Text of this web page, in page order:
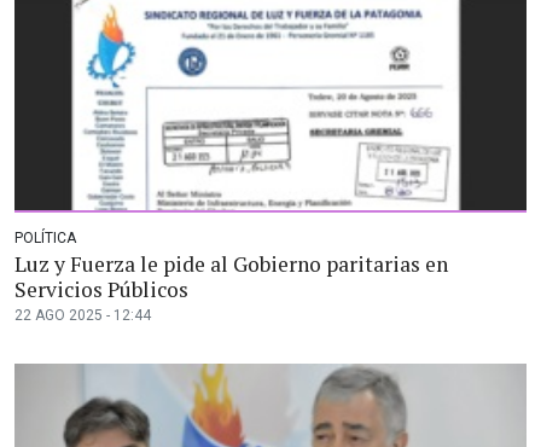
POLÍTICA
Luz y Fuerza le pide al Gobierno paritarias en
Servicios Públicos
22 AGO 2025 - 12:44